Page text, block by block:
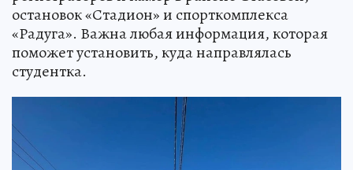
остановок «Стадион» и спорткомплекса
«Радуга». Важна любая информация, которая
поможет установить, куда направлялась
студентка.